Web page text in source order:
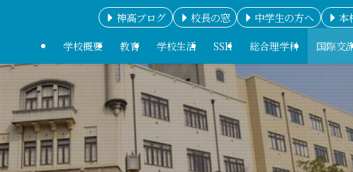
学校概要 教育 学校生活 SSH 総合理学科 国際交
神高ブログ 校長の窓 中学生の方へ 本